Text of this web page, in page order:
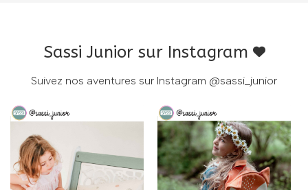
Sassi Junior sur Instagram
Suivez nos aventures sur Instagram @sassi_junior